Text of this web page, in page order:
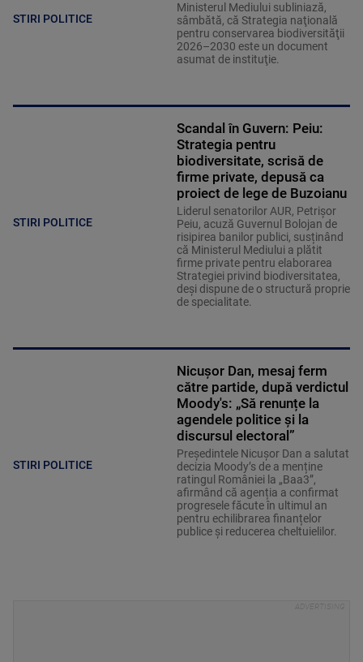
STIRI POLITICE
Ministerul Mediului subliniază,
sâmbătă, că Strategia naţională
pentru conservarea biodiversităţii
2026–2030 este un document
asumat de instituţie.
STIRI POLITICE
Scandal în Guvern: Peiu:
Strategia pentru
biodiversitate, scrisă de
firme private, depusă ca
proiect de lege de Buzoianu
Liderul senatorilor AUR, Petrișor
Peiu, acuză Guvernul Bolojan de
risipirea banilor publici, susținând
că Ministerul Mediului a plătit
firme private pentru elaborarea
Strategiei privind biodiversitatea,
deși dispune de o structură proprie
de specialitate.
STIRI POLITICE
Nicușor Dan, mesaj ferm
către partide, după verdictul
Moody's: „Să renunțe la
agendele politice şi la
discursul electoral”
Președintele Nicușor Dan a salutat
decizia Moody’s de a menține
ratingul României la „Baa3”,
afirmând că agenția a confirmat
progresele făcute în ultimul an
pentru echilibrarea finanțelor
publice și reducerea cheltuielilor.